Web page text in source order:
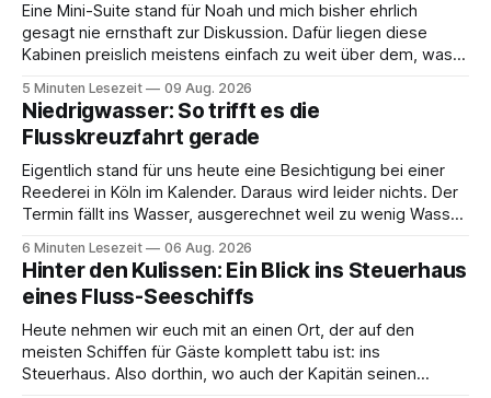
Eine Mini-Suite stand für Noah und mich bisher ehrlich
gesagt nie ernsthaft zur Diskussion. Dafür liegen diese
Kabinen preislich meistens einfach zu weit über dem, was
und investieren das gesparte Geld lieber in Ausflüge, gutes
Essen oder in den
5 Minuten Lesezeit 09 Aug. 2026
Niedrigwasser: So trifft es die
Flusskreuzfahrt gerade
Eigentlich stand für uns heute eine Besichtigung bei einer
Reederei in Köln im Kalender. Daraus wird leider nichts. Der
Termin fällt ins Wasser, ausgerechnet weil zu wenig Wasser
und fahren mit Thurgau Travel die Donau hinunter Richtung
Budapest. Auch
6 Minuten Lesezeit 06 Aug. 2026
Hinter den Kulissen: Ein Blick ins Steuerhaus
eines Fluss-Seeschiffs
Heute nehmen wir euch mit an einen Ort, der auf den
meisten Schiffen für Gäste komplett tabu ist: ins
Steuerhaus. Also dorthin, wo auch der Kapitän seinen